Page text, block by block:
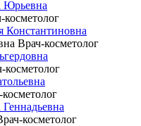
косметолог
Врач-косметолог
косметолог
косметолог